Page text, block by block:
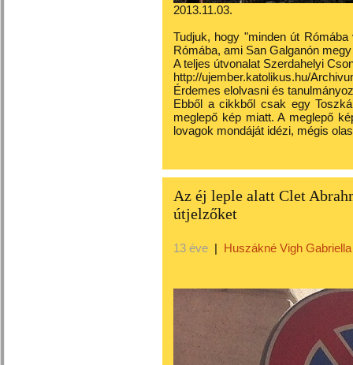
2013.11.03.
Tudjuk, hogy "minden út
Rómába, ami San Galganón
A teljes útvonalat Szerdahelyi
http://ujember.katolikus.hu/
Érdemes elolvasni és
Ebből a cikkből csak egy
meglepő kép miatt. A meglepő
lovagok mondáját idézi, mégis
Az éj leple alatt Clet
útjelzőket
13 éve | Huszákné Vigh Gabriella